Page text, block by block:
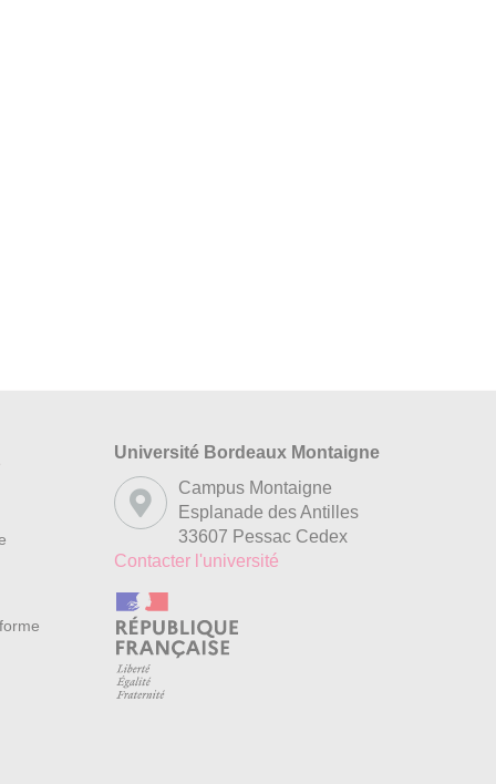
Université Bordeaux Montaigne
Campus Montaigne
Esplanade des Antilles
33607 Pessac Cedex
Contacter l'université